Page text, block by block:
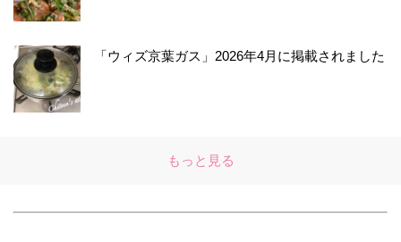
「ウィズ京葉ガス」2026年4月に掲載されました
もっと見る